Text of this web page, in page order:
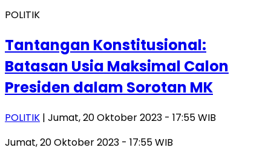
POLITIK
Tantangan Konstitusional:
Batasan Usia Maksimal Calon
Presiden dalam Sorotan MK
POLITIK | Jumat, 20 Oktober 2023 - 17:55 WIB
Jumat, 20 Oktober 2023 - 17:55 WIB